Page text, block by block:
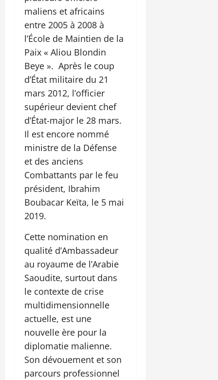
maliens et africains
entre 2005 à 2008 à
l’École de Maintien de la
Paix « Aliou Blondin
Beye ». Après le coup
d’État militaire du 21
mars 2012, l’officier
supérieur devient chef
d’État-major le 28 mars.
Il est encore nommé
ministre de la Défense
et des anciens
Combattants par le feu
président, Ibrahim
Boubacar Keïta, le 5 mai
2019.
Cette nomination en
qualité d’Ambassadeur
au royaume de l’Arabie
Saoudite, surtout dans
le contexte de crise
multidimensionnelle
actuelle, est une
nouvelle ère pour la
diplomatie malienne.
Son dévouement et son
parcours professionnel